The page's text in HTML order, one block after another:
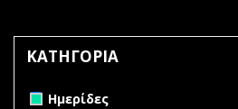
ΚΑΤΗΓΟΡΙΑ
Remove Ημερίδες filter
Ημερίδες